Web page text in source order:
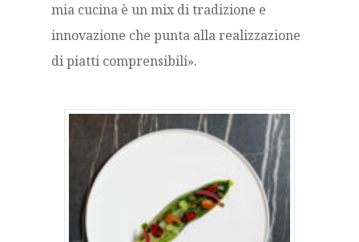
mia cucina è un mix di tradizione e
innovazione che punta alla realizzazione
di piatti comprensibili».